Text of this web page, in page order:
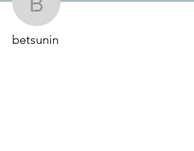
betsunin
betsunin